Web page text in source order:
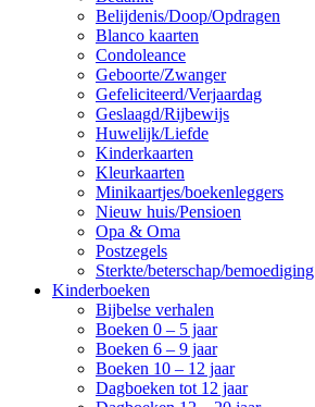
Belijdenis/Doop/Opdragen
Blanco kaarten
Condoleance
Geboorte/Zwanger
Gefeliciteerd/Verjaardag
Geslaagd/Rijbewijs
Huwelijk/Liefde
Kinderkaarten
Kleurkaarten
Minikaartjes/boekenleggers
Nieuw huis/Pensioen
Opa & Oma
Postzegels
Sterkte/beterschap/bemoediging
Kinderboeken
Bijbelse verhalen
Boeken 0 – 5 jaar
Boeken 6 – 9 jaar
Boeken 10 – 12 jaar
Dagboeken tot 12 jaar